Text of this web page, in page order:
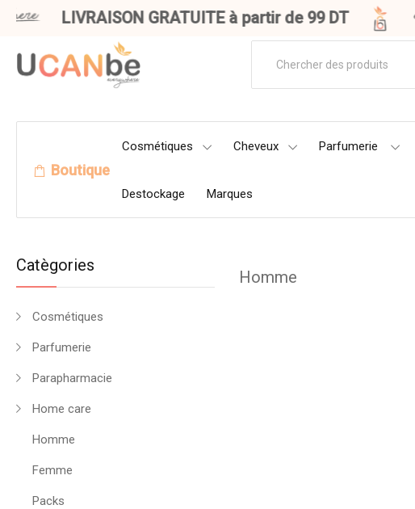
LIVRAISON GRATUITE à partir de 99 DT
Boutique
Cosmétiques Cheveux Parfumerie
Destockage Marques
Catègories
Cosmétiques
Parfumerie
Parapharmacie
Home care
Homme
Femme
Packs
Homme